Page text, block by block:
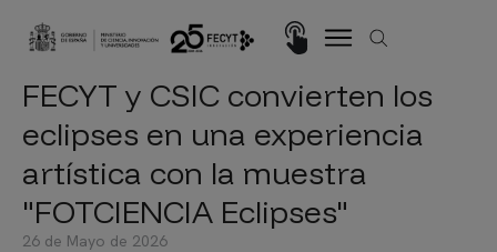
Imagen
26 de Mayo de 2026
FECYT y CSIC convierten los
eclipses en una experiencia
artística con la muestra
"FOTCIENCIA Eclipses"